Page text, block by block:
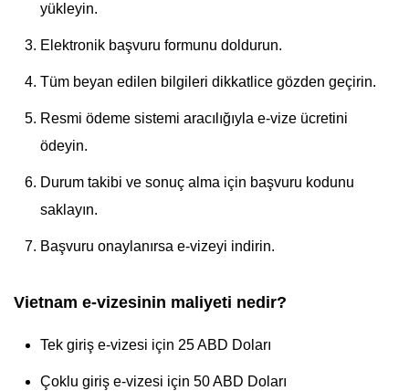
yükleyin.
Elektronik başvuru formunu doldurun.
Tüm beyan edilen bilgileri dikkatlice gözden geçirin.
Resmi ödeme sistemi aracılığıyla e-vize ücretini
ödeyin.
Durum takibi ve sonuç alma için başvuru kodunu
saklayın.
Başvuru onaylanırsa e-vizeyi indirin.
Vietnam e-vizesinin maliyeti nedir?
Tek giriş e-vizesi için 25 ABD Doları
Çoklu giriş e-vizesi için 50 ABD Doları